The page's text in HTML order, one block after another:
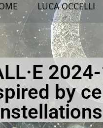
LUCA OCCELLI
by